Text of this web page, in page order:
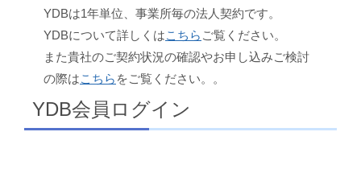
YDBは1年単位、事業所毎の法人契約です。
YDBについて詳しくはこちら ご覧ください。
また貴社のご契約状況の確認やお申し込みご検討
の際はこちら をご覧ください。。
YDB会員ログイン